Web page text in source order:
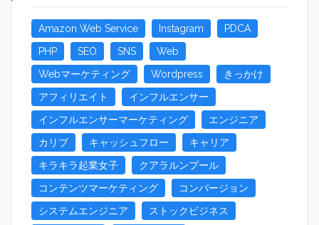
Amazon Web Service Instagram
PDCA
PHP
SEO SNS
Web
Webマーケティング
Wordpress
きっかけ
アフィリエイト
インフルエンサー
インフルエンサーマーケティング
エンジニア
カリブ
キャッシュフロー
キャリア
キラキラ起業女子
クアラルンプール
コンテンツマーケティング
コンバージョン
システムエンジニア
ストックビジネス